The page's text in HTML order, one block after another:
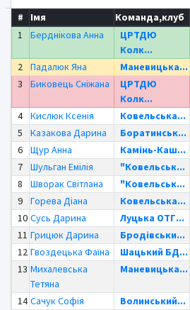
# Імя Команда,клуб
1
Берднікова Анна
ЦРТДЮ
Колк...
2 Падалюк Яна Маневицька...
3
Биковець Сніжана
ЦРТДЮ
Колк...
4 Кислюк Ксенія Ковельська...
5
Казакова Дарина Боратинськ...
6
Щур Анна Камінь-Каш...
7
Шульган Емілія "Ковельськ...
8
Шворак Світлана "Ковельськ...
9
Горева Діана Ковельська...
10 Сусь Дарина Луцька ОТГ...
11 Грицюк Дарина Бродівськи...
12 Гвоздецька Фаїна Шацький БД...
13 Михалевська
Тетяна
Маневицька...
14 Сачук Софія Волинський...